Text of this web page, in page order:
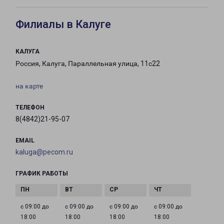
Филиалы в Калуге
КАЛУГА
Россия, Калуга, Параллельная улица, 11с22
на карте
ТЕЛЕФОН
8(4842)21-95-07
EMAIL
kaluga@pecom.ru
ГРАФИК РАБОТЫ
с 09:00 до
18:00
с 09:00 до
18:00
с 09:00 до
18:00
с 09:00 до
18:00